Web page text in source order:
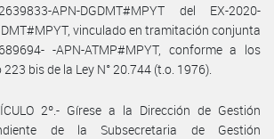
APN-DGDMT#MPYT del EX-2020-
vinculado en tramitación conjunta
-APN-ATMP#MPYT, conforme a los
bis de la Ley N° 20.744 (t.o. 1976).
2º.- Gírese a la Dirección de Gestión
de la Subsecretaria de Gestión